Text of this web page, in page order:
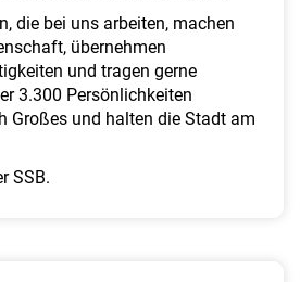
die bei uns arbeiten, machen
übernehmen
und tragen gerne
3.300 Persönlichkeiten
Großes und halten die Stadt am
SSB.